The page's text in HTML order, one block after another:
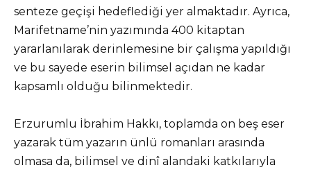
senteze geçişi hedeflediği yer almaktadır. Ayrıca,
Marifetname’nin yazımında 400 kitaptan
yararlanılarak derinlemesine bir çalışma yapıldığı
ve bu sayede eserin bilimsel açıdan ne kadar
kapsamlı olduğu bilinmektedir.
Erzurumlu İbrahim Hakkı, toplamda on beş eser
yazarak tüm yazarın ünlü romanları arasında
olmasa da, bilimsel ve dinî alandaki katkılarıyla